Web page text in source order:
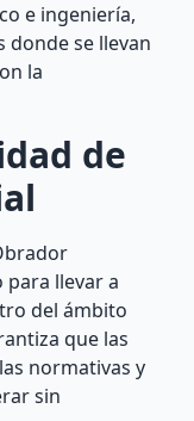
e ingeniería,
donde se llevan
la
de
llevar a
del ámbito
que las
normativas y
sin